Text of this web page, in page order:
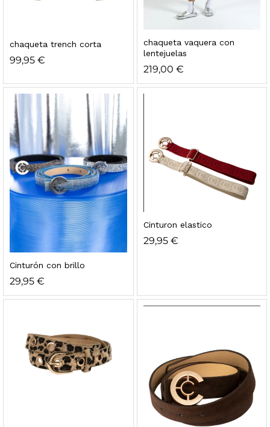
chaqueta trench corta
99,95 €
chaqueta vaquera con
lentejuelas
219,00 €
Cinturón con brillo
29,95 €
Cinturon elastico
29,95 €